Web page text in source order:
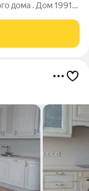
дома . Дом 1991
с